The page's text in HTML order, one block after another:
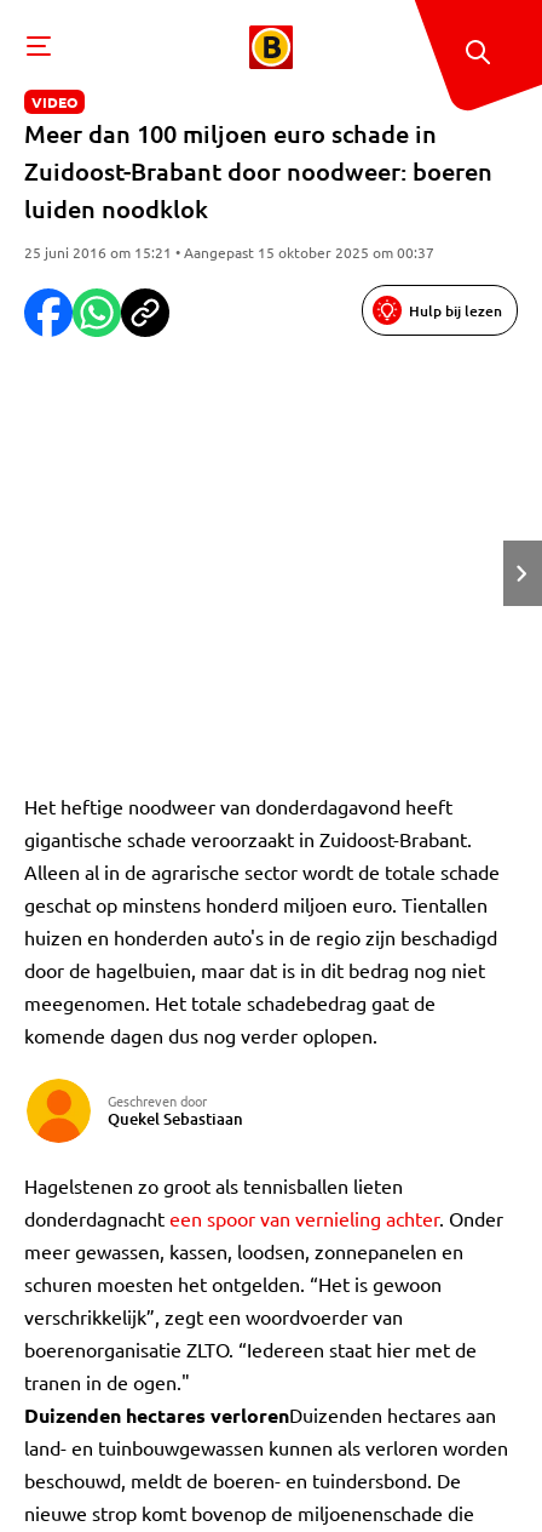
VIDEO
Meer dan 100 miljoen euro schade in
Zuidoost-Brabant door noodweer: boeren
luiden noodklok
25 juni 2016 om 15:21 • Aangepast 15 oktober 2025 om 00:37
Hulp bij lezen
Het heftige noodweer van donderdagavond heeft
gigantische schade veroorzaakt in Zuidoost-Brabant.
Alleen al in de agrarische sector wordt de totale schade
geschat op minstens honderd miljoen euro. Tientallen
huizen en honderden auto's in de regio zijn beschadigd
door de hagelbuien, maar dat is in dit bedrag nog niet
meegenomen. Het totale schadebedrag gaat de
komende dagen dus nog verder oplopen.
Geschreven door
Quekel Sebastiaan
Hagelstenen zo groot als tennisballen lieten
donderdagnacht een spoor van vernieling achter. Onder
meer gewassen, kassen, loodsen, zonnepanelen en
schuren moesten het ontgelden. “Het is gewoon
verschrikkelijk”, zegt een woordvoerder van
boerenorganisatie ZLTO. “Iedereen staat hier met de
tranen in de ogen."
Duizenden hectares verlorenDuizenden hectares aan
land- en tuinbouwgewassen kunnen als verloren worden
beschouwd, meldt de boeren- en tuindersbond. De
nieuwe strop komt bovenop de miljoenenschade die